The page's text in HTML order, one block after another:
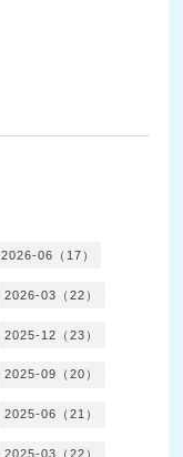
2026-06（17）
2026-03（22）
2025-12（23）
2025-09（20）
2025-06（21）
2025-03（22）